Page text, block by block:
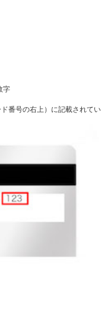
字
番号の右上）に記載されてい